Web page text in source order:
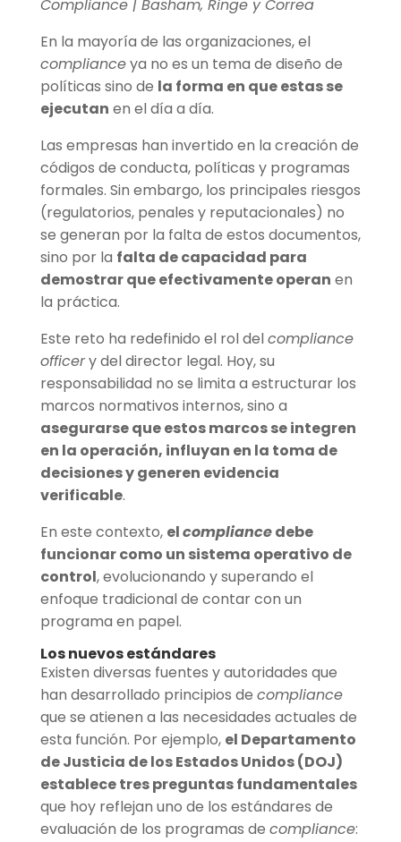
Compliance | Basham, Ringe y Correa
En la mayoría de las organizaciones, el
complianceya no es un tema de diseño de
políticas sino de la forma en que estas se
ejecutan en el día a día.
Las empresas han invertido en la creación de
códigos de conducta, políticas y programas
formales. Sin embargo, los principales riesgos
(regulatorios, penales y reputacionales) no
se generan por la falta de estos documentos,
sino por la falta de capacidad para
demostrar que efectivamente operan en
la práctica.
Este reto ha redefinido el rol delcompliance
officery del director legal. Hoy, su
responsabilidad no se limita a estructurar los
marcos normativos internos, sino a
asegurarse que estos marcos se integren
en la operación, influyan en la toma de
decisiones y generen evidencia
verificable.
En este contexto, elcompliancedebe
funcionar como un sistema operativo de
control, evolucionando y superando el
enfoque tradicional de contar con un
programa en papel.
Los nuevos estándares
Existen diversas fuentes y autoridades que
han desarrollado principios de compliance
que se atienen a las necesidades actuales de
esta función. Por ejemplo, el Departamento
de Justicia de los Estados Unidos (DOJ)
establece tres preguntas fundamentales
que hoy reflejan uno de los estándares de
evaluación de los programas de compliance: